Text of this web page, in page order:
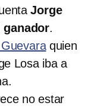
Jorge
ganador.
quien
Losa iba a
no estar